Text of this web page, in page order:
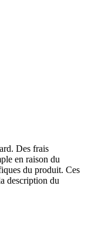
Des frais
en raison du
du produit. Ces
description du